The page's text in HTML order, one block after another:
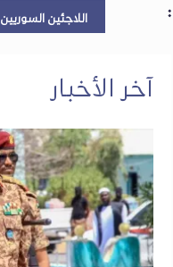
:
اللاجئين السوريين
آخر الأخبار